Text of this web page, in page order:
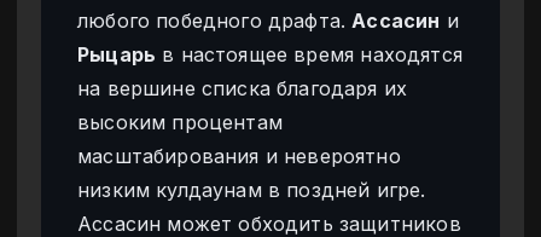
любого победного драфта. Ассасин и
Рыцарь в настоящее время находятся
на вершине списка благодаря их
высоким процентам
масштабирования и невероятно
низким кулдаунам в поздней игре.
Ассасин может обходить защитников